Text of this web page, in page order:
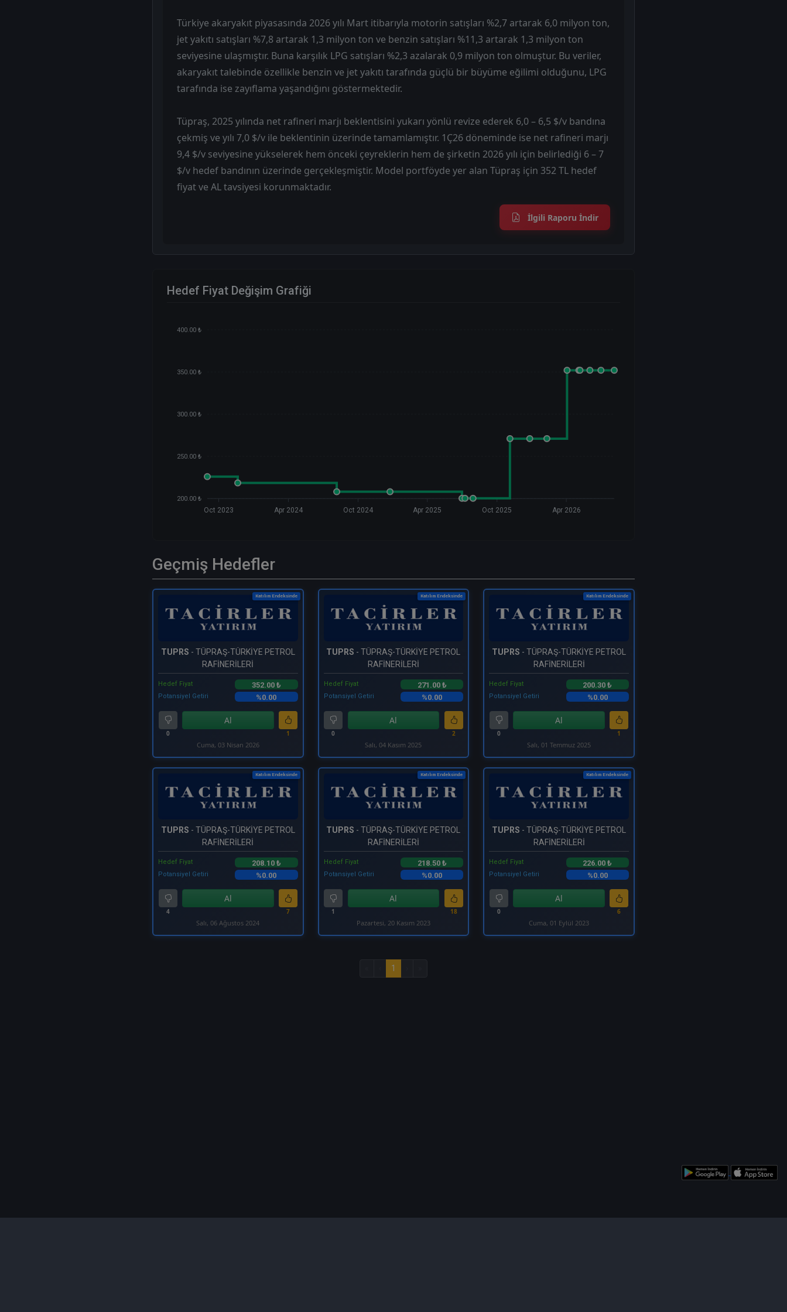
Türkiye akaryakıt piyasasında 2026 yılı Mart itibarıyla motorin satışları %2,7 artarak 6,0 milyon ton,
jet yakıtı satışları %7,8 artarak 1,3 milyon ton ve benzin satışları %11,3 artarak 1,3 milyon ton
seviyesine ulaşmıştır. Buna karşılık LPG satışları %2,3 azalarak 0,9 milyon ton olmuştur. Bu veriler,
akaryakıt talebinde özellikle benzin ve jet yakıtı tarafında güçlü bir büyüme eğilimi olduğunu, LPG
tarafında ise zayıflama yaşandığını göstermektedir.
Tüpraş, 2025 yılında net rafineri marjı beklentisini yukarı yönlü revize ederek 6,0 – 6,5 $/v bandına
çekmiş ve yılı 7,0 $/v ile beklentinin üzerinde tamamlamıştır. 1Ç26 döneminde ise net rafineri marjı
9,4 $/v seviyesine yükselerek hem önceki çeyreklerin hem de şirketin 2026 yılı için belirlediği 6 – 7
$/v hedef bandının üzerinde gerçekleşmiştir. Model portföyde yer alan Tüpraş için 352 TL hedef
fiyat ve AL tavsiyesi korunmaktadır.
İlgili Raporu İndir
Hedef Fiyat Değişim Grafiği
400.00 ₺
350.00 ₺
300.00 ₺
250.00 ₺
200.00 ₺
Oct 2023 Apr 2024 Oct 2024 Apr 2025 Oct 2025 Apr 2026
Geçmiş Hedefler
Katılım Endeksinde
TUPRS - TÜPRAŞ-TÜRKİYE PETROL
RAFİNERİLERİ
Hedef Fiyat 352.00 ₺
Potansiyel Getiri %0.00
0
Al
1
Cuma, 03 Nisan 2026
Katılım Endeksinde
TUPRS - TÜPRAŞ-TÜRKİYE PETROL
RAFİNERİLERİ
Hedef Fiyat 271.00 ₺
Potansiyel Getiri %0.00
0
Al
2
Salı, 04 Kasım 2025
Katılım Endeksinde
TUPRS - TÜPRAŞ-TÜRKİYE PETROL
RAFİNERİLERİ
Hedef Fiyat 200.30 ₺
Potansiyel Getiri %0.00
0
Al
1
Salı, 01 Temmuz 2025
Katılım Endeksinde
TUPRS - TÜPRAŞ-TÜRKİYE PETROL
RAFİNERİLERİ
Hedef Fiyat 208.10 ₺
Potansiyel Getiri %0.00
4
Al
7
Salı, 06 Ağustos 2024
Katılım Endeksinde
TUPRS - TÜPRAŞ-TÜRKİYE PETROL
RAFİNERİLERİ
Hedef Fiyat 218.50 ₺
Potansiyel Getiri %0.00
1
Al
18
Pazartesi, 20 Kasım 2023
Katılım Endeksinde
TUPRS - TÜPRAŞ-TÜRKİYE PETROL
RAFİNERİLERİ
Hedef Fiyat 226.00 ₺
Potansiyel Getiri %0.00
0
Al
6
Cuma, 01 Eylül 2023
1